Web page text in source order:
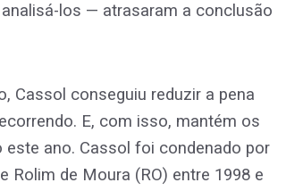
los — atrasaram a conclusão
Cassol conseguiu reduzir a pena
E, com isso, mantém os
ano. Cassol foi condenado por
de Moura (RO) entre 1998 e